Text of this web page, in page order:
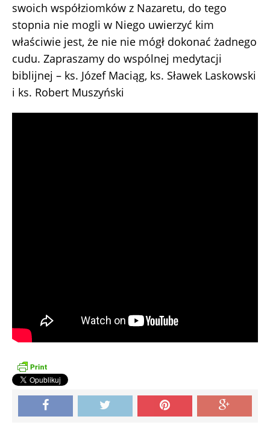
swoich współziomków z Nazaretu, do tego
stopnia nie mogli w Niego uwierzyć kim
właściwie jest, że nie nie mógł dokonać żadnego
cudu. Zapraszamy do wspólnej medytacji
biblijnej – ks. Józef Maciąg, ks. Sławek Laskowski
i ks. Robert Muszyński